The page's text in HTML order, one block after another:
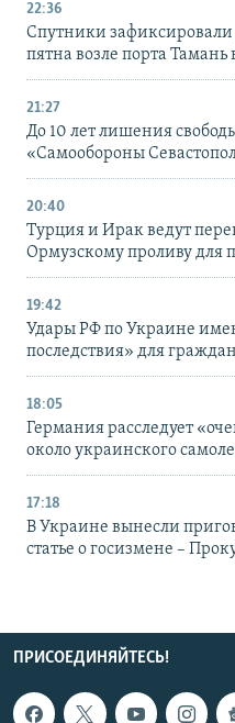
22:36
Спутники зафиксировали
пятна возле порта
21:27
До 10 лет лишения
«Самообороны
20:40
Турция и Ирак ведут
Ормузскому проливу для
19:42
Удары РФ по Украине
последствия» для
18:05
Германия расследует
около украинского
17:18
В Украине вынесли
статье о госизмене –
ПРИСОЕДИНЯЙТЕСЬ!